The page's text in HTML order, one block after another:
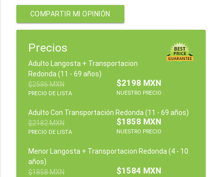
COMPARTIR MI OPINIÓN
Precios
Adulto Langosta + Transportacion
Redonda (11 - 69 años)
$2586 MXN
PRECIO DE LISTA
$2198 MXN
NUESTRO PRECIO
Adulto Con Transportación Redonda (11 - 69 años)
$2182 MXN
PRECIO DE LISTA
$1858 MXN
NUESTRO PRECIO
Menor Langosta + Transportacion Redonda (4 - 10
años)
$1858 MXN
$1584 MXN